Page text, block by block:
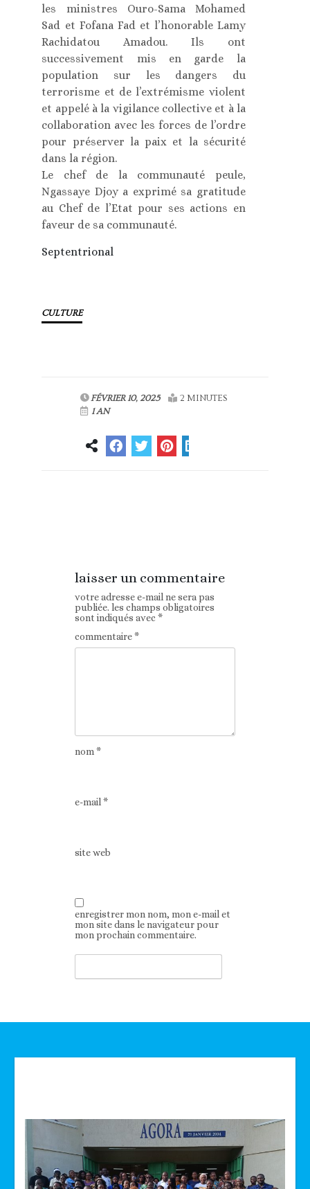
les ministres Ouro-Sama Mohamed
Sad et Fofana Fad et l’honorable Lamy
Rachidatou Amadou. Ils ont
successivement mis en garde la
population sur les dangers du
terrorisme et de l’extrémisme violent
et appelé à la vigilance collective et à la
collaboration avec les forces de l’ordre
pour préserver la paix et la sécurité
dans la région.
Le chef de la communauté peule,
Ngassaye Djoy a exprimé sa gratitude
au Chef de l’Etat pour ses actions en
faveur de sa communauté.
Septentrional
CULTURE
FÉVRIER 10, 2025
2 MINUTES
1 AN
laisser un commentaire
votre adresse e-mail ne sera pas
publiée. les champs obligatoires
sont indiqués avec*
commentaire*
nom*
e-mail*
site web
enregistrer mon nom, mon e-mail et
mon site dans le navigateur pour
mon prochain commentaire.